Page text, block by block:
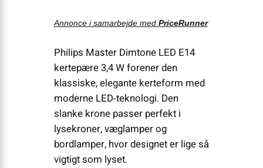
Annonce i samarbejde med PriceRunner
Philips Master Dimtone LED E14
kertepære 3,4 W forener den
klassiske, elegante kerteform med
moderne LED-teknologi. Den
slanke krone passer perfekt i
lysekroner, væglamper og
bordlamper, hvor designet er lige så
vigtigt som lyset.